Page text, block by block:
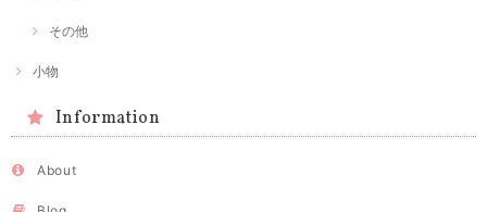
その他
小物
Information
About